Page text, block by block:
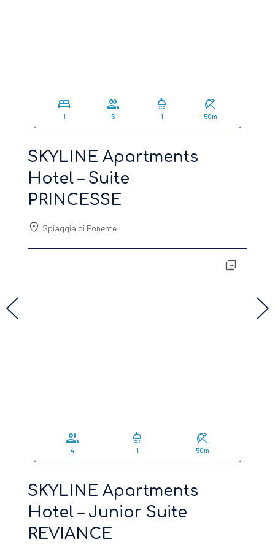
bed
1
group
5
shower
1
beach_access
50m
SKYLINE Apartments
Hotel – Suite
PRINCESSE
location_on Spiaggia di Ponente
photo_library
group
4
shower
1
beach_access
50m
SKYLINE Apartments
Hotel – Junior Suite
REVIANCE